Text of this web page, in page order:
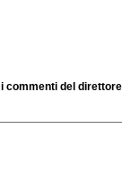
i commenti del direttore